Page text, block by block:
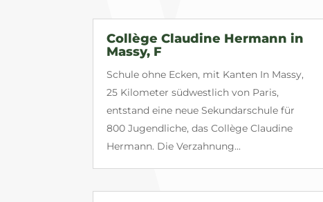
Collège Claudine Hermann in
Massy, F
Schule ohne Ecken, mit Kanten In Massy,
25 Kilometer südwestlich von Paris,
entstand eine neue Sekundarschule für
800 Jugendliche, das Collège Claudine
Hermann. Die Verzahnung...